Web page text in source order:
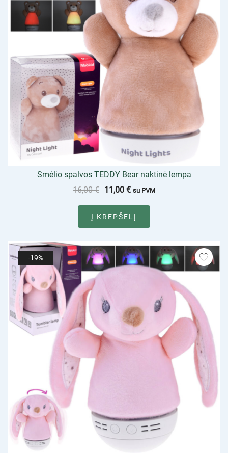
Smėlio spalvos TEDDY Bear naktinė lempa
16,00€ 11,00 € su PVM
Į KREPŠELĮ
-19%